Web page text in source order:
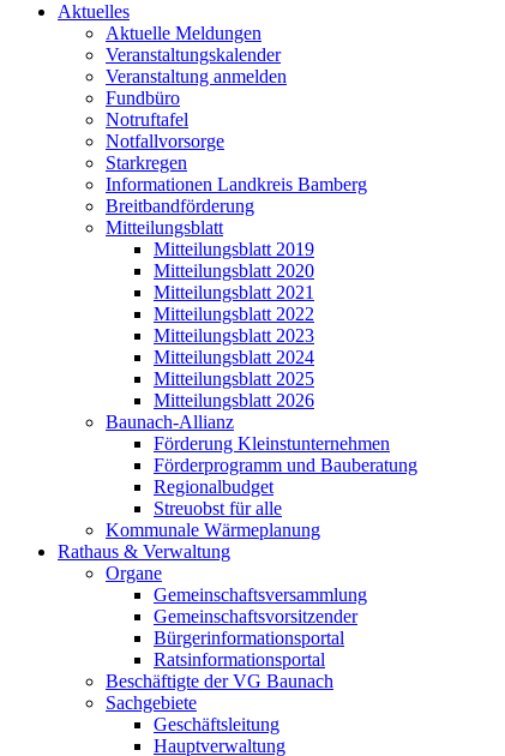
Aktuelles
Aktuelle Meldungen
Veranstaltungskalender
Veranstaltung anmelden
Fundbüro
Notruftafel
Notfallvorsorge
Starkregen
Informationen Landkreis Bamberg
Breitbandförderung
Mitteilungsblatt
Mitteilungsblatt 2019
Mitteilungsblatt 2020
Mitteilungsblatt 2021
Mitteilungsblatt 2022
Mitteilungsblatt 2023
Mitteilungsblatt 2024
Mitteilungsblatt 2025
Mitteilungsblatt 2026
Baunach-Allianz
Förderung Kleinstunternehmen
Förderprogramm und Bauberatung
Regionalbudget
Streuobst für alle
Kommunale Wärmeplanung
Rathaus & Verwaltung
Organe
Gemeinschaftsversammlung
Gemeinschaftsvorsitzender
Bürgerinformationsportal
Ratsinformationsportal
Beschäftigte der VG Baunach
Sachgebiete
Geschäftsleitung
Hauptverwaltung